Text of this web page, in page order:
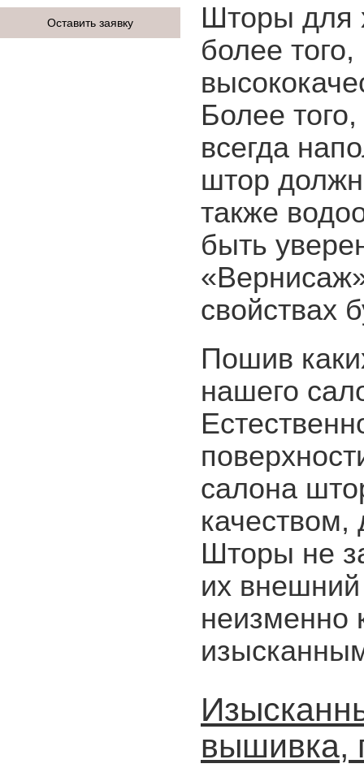
Оставить заявку
Шторы для
более
Более
всегда
штор
также
быть
свойствах
Пошив
нашего
салона
качеством,
Шторы не
их внешний
неизменно
вышивка,